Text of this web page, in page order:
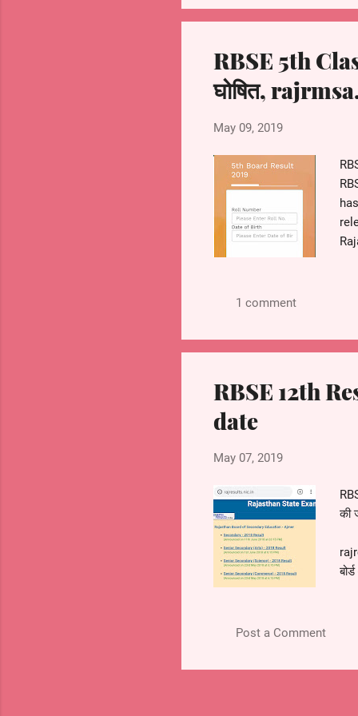
RBSE 5th
घोषित,
May 09, 2019
1 comment
RBSE 12th
date
May 07, 2019
की
Post a Comment